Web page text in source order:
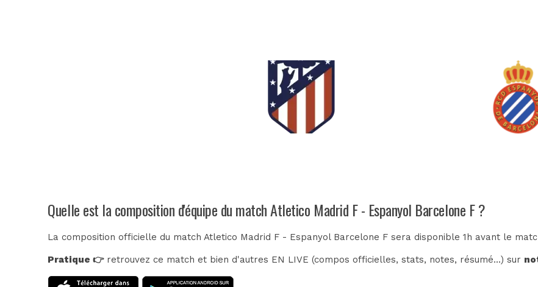
Quelle est la composition d'équipe du match Atletico Madrid F - Espanyol Barcelone F ?
La composition officielle du match Atletico Madrid F - Espanyol Barcelone F sera disponible 1h avant le
Pratique 👉retrouvez ce match et bien d'autres EN LIVE (compos officielles, stats, notes, résumé...) sur